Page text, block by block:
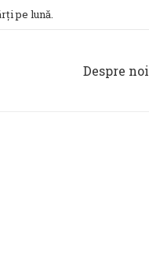
pe lună.
Despre noi